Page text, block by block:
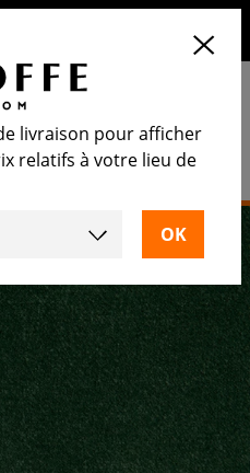
livraison pour afficher
relatifs à votre lieu de